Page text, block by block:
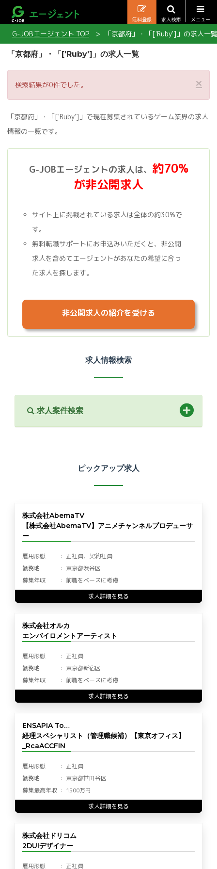
メニュー
求人検索
無料登録
G-JOBエージェント TOP 「京都府」・「['Ruby']」の求人一覧
「京都府」・「['Ruby']」の求人一覧
×
検索結果が0件でした。
「京都府」・「['Ruby']」で現在募集されているゲーム業界の求人
情報の一覧です。
G-JOBエージェントの求人は、 約70%
が非公開求人
サイト上に掲載されている求人は全体の約30%で
す。
無料転職サポートにお申込みいただくと、非公開
求人を含めてエージェントがあなたの希望に合っ
た求人を探します。
非公開求人の紹介を受ける
求人情報検索
求人案件検索
ピックアップ求人
株式会社AbemaTV
【株式会社AbemaTV】アニメチャンネルプロデューサ
ー
雇用形態
正社員、契約社員
勤務地
東京都渋谷区
募集年収
前職をベースに考慮
求人詳細を見る
株式会社オルカ
エンバイロメントアーティスト
雇用形態
正社員
勤務地
東京都新宿区
募集年収
前職をベースに考慮
求人詳細を見る
ENSAPIA To…
経理スペシャリスト（管理職候補）【東京オフィス】
_RcaACCFIN
雇用形態
正社員
勤務地
東京都世田谷区
募集最高年収
1500万円
求人詳細を見る
株式会社ドリコム
2DUIデザイナー
雇用形態 正社員